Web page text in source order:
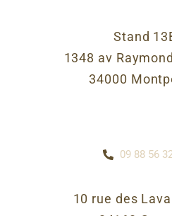
Stand
1348 av
34000
09 88 56
10 rue des